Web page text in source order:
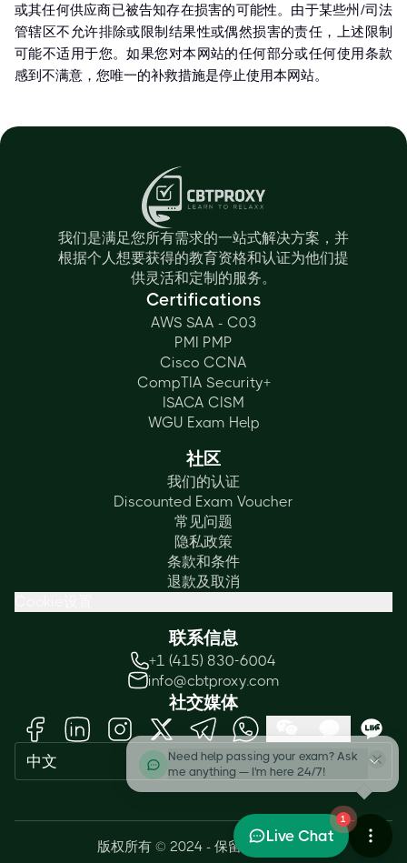
或其任何供应商已被告知存在损害的可能性。由于某些州/司法
管辖区不允许排除或限制结果性或偶然损害的责任，上述限制
可能不适用于您。如果您对本网站的任何部分或任何使用条款
感到不满意，您唯一的补救措施是停止使用本网站。
我们是满足您所有需求的一站式解决方案，并
根据个人想要获得的教育资格和认证为他们提
供灵活和定制的服务。
Certifications
AWS SAA - C03
PMI PMP
Cisco CCNA
CompTIA Security+
ISACA CISM
WGU Exam Help
社区
我们的认证
Discounted Exam Voucher
常见问题
隐私政策
条款和条件
退款及取消
联系信息
+1 (415) 830-6004
info@cbtproxy.com
社交媒体
中文
版权所有 © 2024 - 保留所有权利。
Need help passing your exam? Ask
me anything — I'm here 24/7!
1
Live Chat